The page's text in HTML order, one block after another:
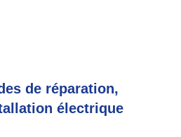
de réparation,
électrique